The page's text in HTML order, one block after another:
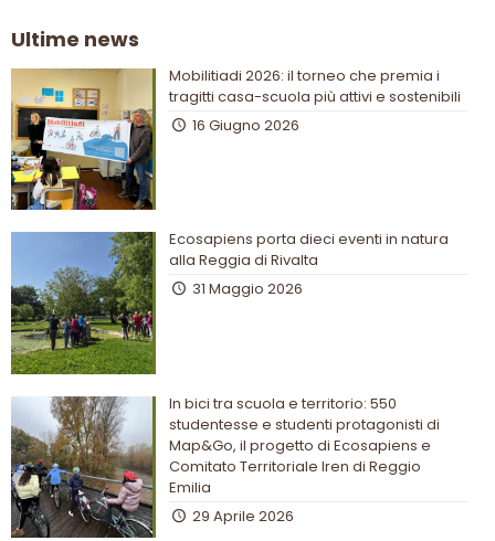
Ultime news
Mobilitiadi 2026: il torneo che premia i
tragitti casa-scuola più attivi e sostenibili
16 Giugno 2026
Ecosapiens porta dieci eventi in natura
alla Reggia di Rivalta
31 Maggio 2026
In bici tra scuola e territorio: 550
studentesse e studenti protagonisti di
Map&Go, il progetto di Ecosapiens e
Comitato Territoriale Iren di Reggio
Emilia
29 Aprile 2026